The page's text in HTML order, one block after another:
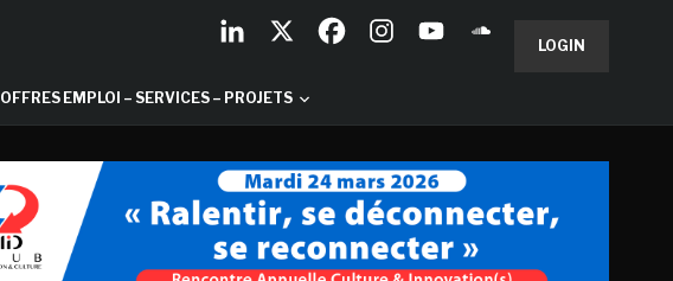
LOGIN
OFFRES EMPLOI – SERVICES – PROJETS